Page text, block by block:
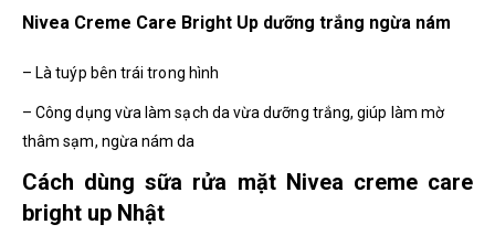
Nivea Creme Care Bright Up dưỡng trắng ngừa nám
– Là tuýp bên trái trong hình
– Công dụng vừa làm sạch da vừa dưỡng trắng, giúp làm mờ
thâm sạm, ngừa nám da
Cách dùng sữa rửa mặt Nivea creme care
bright up Nhật